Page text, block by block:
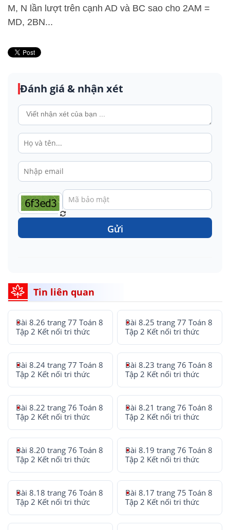
M, N lần lượt trên cạnh AD và BC sao cho 2AM =
MD, 2BN...
Đánh giá & nhận xét
Gửi
Tin liên quan
Bài 8.26 trang 77 Toán 8
Tập 2 Kết nối tri thức
Bài 8.25 trang 77 Toán 8
Tập 2 Kết nối tri thức
Bài 8.24 trang 77 Toán 8
Tập 2 Kết nối tri thức
Bài 8.23 trang 76 Toán 8
Tập 2 Kết nối tri thức
Bài 8.22 trang 76 Toán 8
Tập 2 Kết nối tri thức
Bài 8.21 trang 76 Toán 8
Tập 2 Kết nối tri thức
Bài 8.20 trang 76 Toán 8
Tập 2 Kết nối tri thức
Bài 8.19 trang 76 Toán 8
Tập 2 Kết nối tri thức
Bài 8.18 trang 76 Toán 8
Tập 2 Kết nối tri thức
Bài 8.17 trang 75 Toán 8
Tập 2 Kết nối tri thức